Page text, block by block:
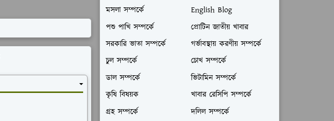
মসলা সম্পর্কে
English Blog
পশু পাখি সম্পর্কে
প্রোটিন জাতীয় খাবার
সরকারি ভাতা সম্পর্কে
গর্ভাবস্থায় করণীয় সম্পর্কে
চুল সম্পর্কে
চোখ সম্পর্কে
ডাল সম্পর্কে
ভিটামিন সম্পর্কে
কৃষি বিষয়ক
খাবার রেসিপি সম্পর্কে
গ্রহ সম্পর্কে
দলিল সম্পর্কে